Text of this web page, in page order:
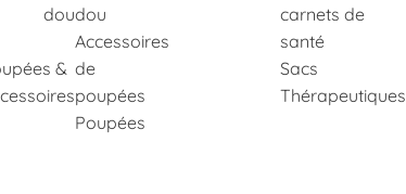
doudou
&
Accessoires
de
poupées
Poupées
carnets de
santé
Sacs
Thérapeutiques